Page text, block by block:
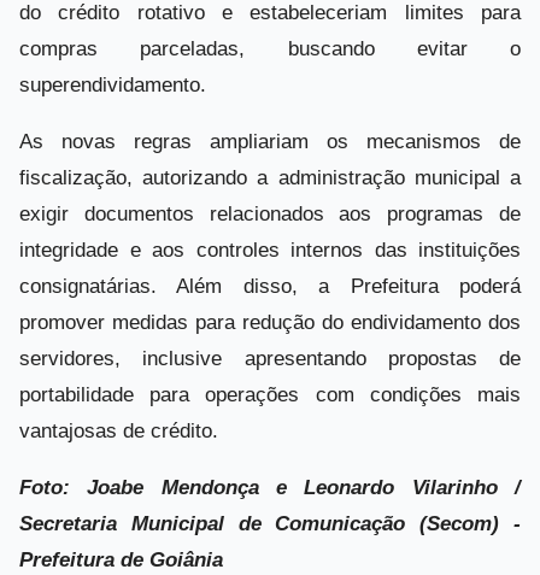
do crédito rotativo e estabeleceriam limites para
compras parceladas, buscando evitar o
superendividamento.
As novas regras ampliariam os mecanismos de
fiscalização, autorizando a administração municipal a
exigir documentos relacionados aos programas de
integridade e aos controles internos das instituições
consignatárias. Além disso, a Prefeitura poderá
promover medidas para redução do endividamento dos
servidores, inclusive apresentando propostas de
portabilidade para operações com condições mais
vantajosas de crédito.
Foto: Joabe Mendonça e Leonardo Vilarinho /
Secretaria Municipal de Comunicação (Secom) -
Prefeitura de Goiânia